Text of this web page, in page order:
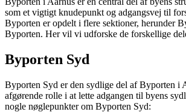
som et vigtigt knudepunkt og adgangsvej til
Byporten er opdelt i flere sektioner, herunder
Byporten. Her vil vi udforske de forskellige
Byporten Syd
Byporten Syd er den sydlige del af Byporten i
afgørende rolle i at lette adgangen til byens
nogle nøglepunkter om Byporten Syd: